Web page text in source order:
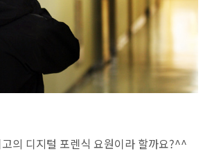
의 디지털 포렌식 요원이라 할까요?^^